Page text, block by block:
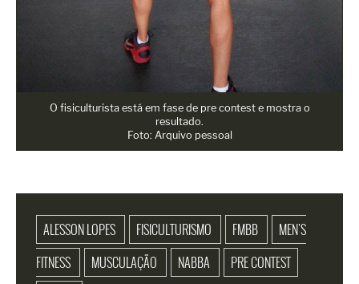
O fisiculturista está em fase de pre contest e mostra o
resultado.
Foto: Arquivo pessoal
ALESSON LOPES FISICULTURISMO FMBB
MEN'S
FITNESS
MUSCULAÇÃO NABBA
PRE CONTEST